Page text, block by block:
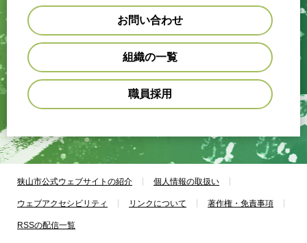
お問い合わせ
組織の一覧
職員採用
狭山市公式ウェブサイトの紹介 個人情報の取扱い
ウェブアクセシビリティ リンクについて 著作権・免責事項
RSSの配信一覧